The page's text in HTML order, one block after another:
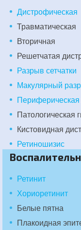
Дистрофическая
Травматическая
Вторичная
Решетчатая
Разрыв сетчатки
Макулярный
Периферическая
Патологическая
Кистовидная
Ретиношизис
Ретинит
Хориоретинит
Белые пятна
Плакоидная